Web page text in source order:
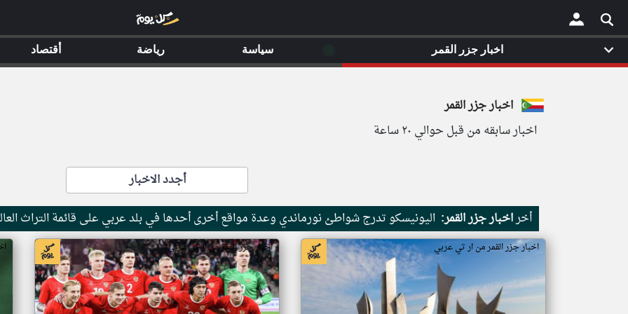
×
اخبار جزر القمر
اخبار سابقه من قبل حوالي ٢٠ ساعة
أجدد الاخبار
أخراخبار جزر القمر: اليونيسكو تدرج شواطئ نورماندي وعدة مواقع أخرى أحدها في بلد عربي على قائمة التراث
اخبار جزر القمر من ار تي عربي اخبار جزر القمر من ار تي عربي
اخبار جزر القمر سياسة رياضة أقتصاد